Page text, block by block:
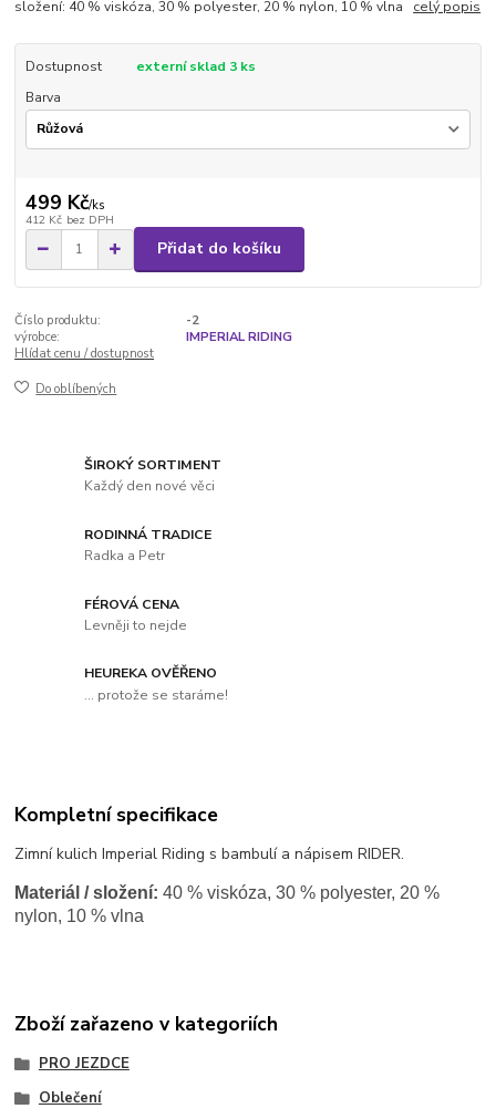
složení: 40 % viskóza, 30 % polyester, 20 % nylon, 10 % vlna celý popis
Dostupnost
externí sklad 3 ks
Barva
499 Kč/ks
412 Kč bez DPH
Přidat do košíku
Číslo produktu:
-2
výrobce:
IMPERIAL RIDING
Hlídat cenu / dostupnost
Do oblíbených
ŠIROKÝ SORTIMENT
Každý den nové věci
RODINNÁ TRADICE
Radka a Petr
FÉROVÁ CENA
Levněji to nejde
HEUREKA OVĚŘENO
... protože se staráme!
Kompletní specifikace
Zimní kulich Imperial Riding s bambulí a nápisem RIDER.
Materiál / složení: 40 % viskóza, 30 % polyester, 20 %
nylon, 10 % vlna
Zboží zařazeno v kategoriích
PRO JEZDCE
Oblečení